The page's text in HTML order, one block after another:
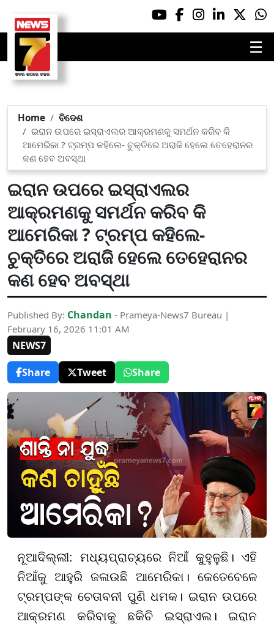
☰
Home
ବିଦେଶ
ଇରାନ ଉପରେ ଇସ୍ରାଏଲର ଆକ୍ରମଣକୁ ସମର୍ଥନ କରିବ କି
ଆମେରିକା ? ଟ୍ରମ୍ପ କହିଲେ- ଚୁକ୍ତିରେ ଅରାଜି ହେଲେ ତେହେରାନର
କଣ ହେବ ଅବସ୍ଥା
ଇରାନ ଉପରେ ଇସ୍ରାଏଲର
ଆକ୍ରମଣକୁ ସମର୍ଥନ କରିବ କି
ଆମେରିକା ? ଟ୍ରମ୍ପ କହିଲେ-
ଚୁକ୍ତିରେ ଅରାଜି ହେଲେ ତେହେରାନର
କଣ ହେବ ଅବସ୍ଥା
Published By: Chandan - Prameya-News7 Bureau |
February 16, 2026 11:01 AM
NEWS7
Share
Tweet Share
ନୂଆଦିଲ୍ଲୀ: ମଧ୍ୟପ୍ରାଚ୍ୟରେ ନିଆଁ କୁହୁଳୁଛି। ଏହି
ନିଆଁକୁ ଆହୁରି ଜଳାଉଛି ଆମେରିକା। କେତେବେଳେ
ଟ୍ରମ୍ପଙ୍କ ଚେତାବନୀ ପୁଣି ଧମକ। ଇରାନ ଉପରେ
ଆକ୍ରମଣ କରିବାକୁ ଛକିଚି ଇସ୍ରାଏଲ। ଇରାନ